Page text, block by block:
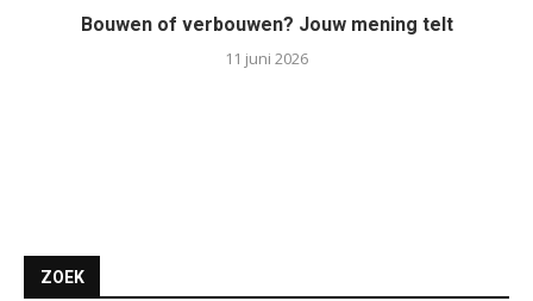
Bouwen of verbouwen? Jouw mening telt
11 juni 2026
ZOEK